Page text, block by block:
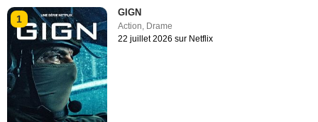
1
GIGN
Action Drame
22 juillet 2026 sur Netflix